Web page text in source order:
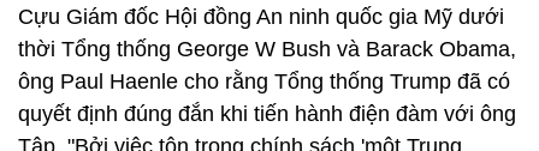
Cựu Giám đốc Hội đồng An ninh quốc gia Mỹ dưới
thời Tổng thống George W Bush và Barack Obama,
ông Paul Haenle cho rằng Tổng thống Trump đã có
quyết định đúng đắn khi tiến hành điện đàm với ông
Tập. "Bởi việc tôn trọng chính sách 'một Trung